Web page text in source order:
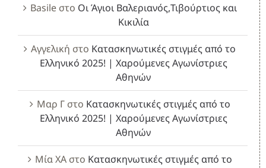
Basileστο Οι Άγιοι Βαλεριανός,Τιβούρτιος και
Κικιλία
Αγγελική στο Κατασκηνωτικές στιγμές από το
Ελληνικό 2025! | Χαρούμενες Αγωνίστριες
Αθηνών
Μαρ Γστο Κατασκηνωτικές στιγμές από το
Ελληνικό 2025! | Χαρούμενες Αγωνίστριες
Αθηνών
Μία ΧΑστο Κατασκηνωτικές στιγμές από το